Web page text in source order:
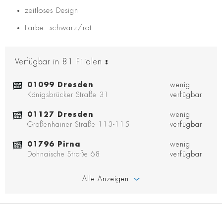
zeitloses Design
Farbe: schwarz/rot
Verfügbar in 81 Filialen :
01099 Dresden
Königsbrücker Straße 31
wenig
verfügbar
01127 Dresden
Großenhainer Straße 113-115
wenig
verfügbar
01796 Pirna
Dohnaische Straße 68
wenig
verfügbar
Alle Anzeigen